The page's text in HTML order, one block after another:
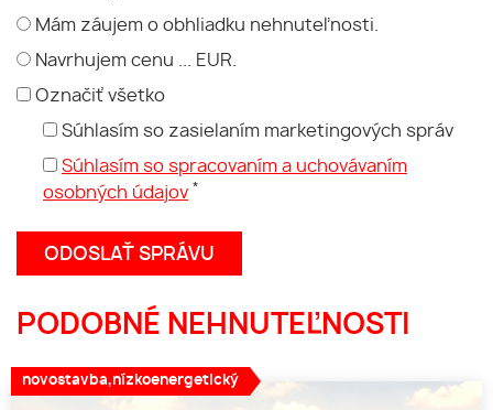
Mám záujem o obhliadku nehnuteľnosti.
Navrhujem cenu ... EUR.
Označiť všetko
Súhlasím so zasielaním marketingových správ
Súhlasím so spracovaním a uchovávaním
osobných údajov *
PODOBNÉ NEHNUTEĽNOSTI
novostavba,nízkoenergetický